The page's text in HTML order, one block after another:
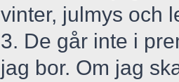
vinter, julmys och
3. De går inte i
jag bor. Om jag